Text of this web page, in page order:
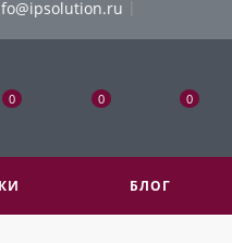
|
0 0 0
БЛОГ